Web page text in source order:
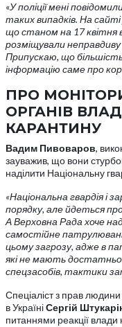
«У поліції мені
таких випадків. На
що станом на 17 квітня
розміщували
Припускаю, що
інформацію саме про
ПРО
ОРГАНІВ
КАРАНТИНУ
Вадим Пивоваров,
зауважив, що вони
наділити Національну
«Національна гвардія і
порядку, але йдеться
А Верховна Рада хоче
самостійне
цьому загрозу, адже в
які не мають
спецзасобів, тактики
Спеціаліст з прав
в УкраїніСергій
питаннями реакції влади